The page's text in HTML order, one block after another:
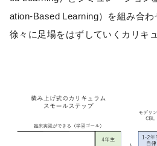
ation-Based Learning）を組み合わ
徐々に足場をはずしていくカリキ